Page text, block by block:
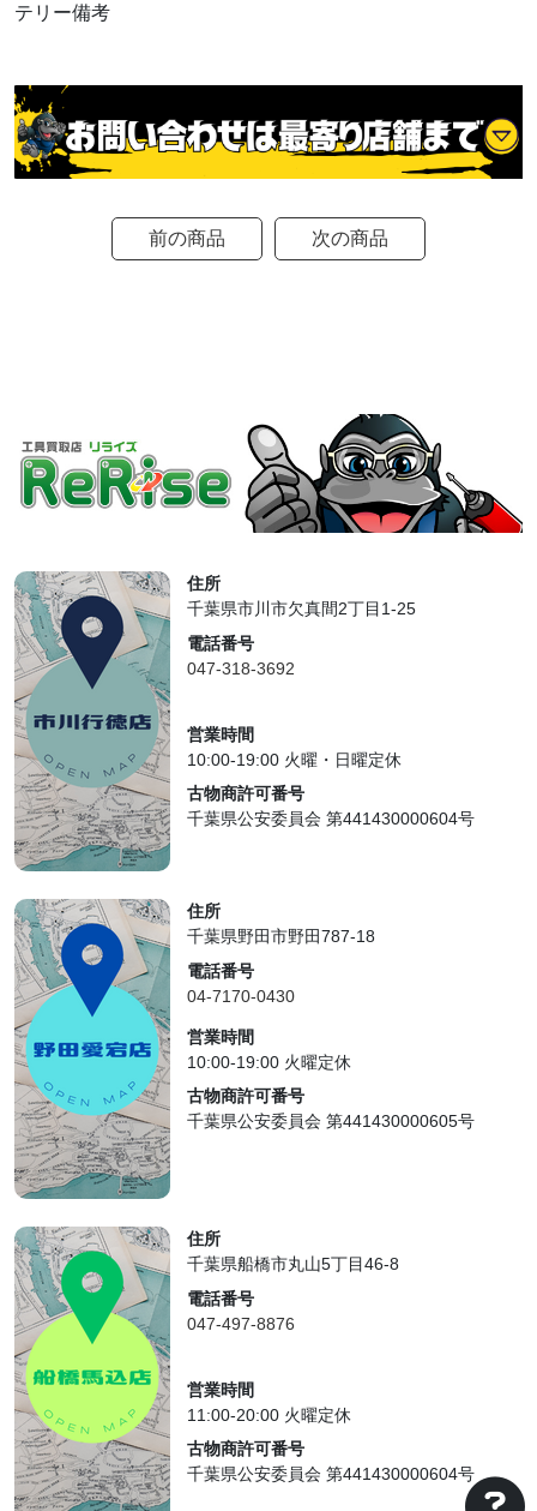
テリー備考
前の商品 次の商品
住所
千葉県市川市欠真間2丁目1-25
電話番号
047-318-3692
営業時間
10:00-19:00 火曜・日曜定休
古物商許可番号
千葉県公安委員会 第441430000604号
住所
千葉県野田市野田787-18
電話番号
04-7170-0430
営業時間
10:00-19:00 火曜定休
古物商許可番号
千葉県公安委員会 第441430000605号
住所
千葉県船橋市丸山5丁目46-8
電話番号
047-497-8876
営業時間
11:00-20:00 火曜定休
古物商許可番号
千葉県公安委員会 第441430000604号